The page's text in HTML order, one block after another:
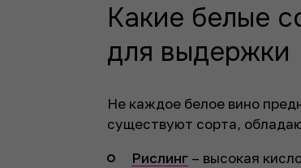
Какие белые
для выдержки
Не каждое белое вино
существуют сорта,
Рислинг – высокая